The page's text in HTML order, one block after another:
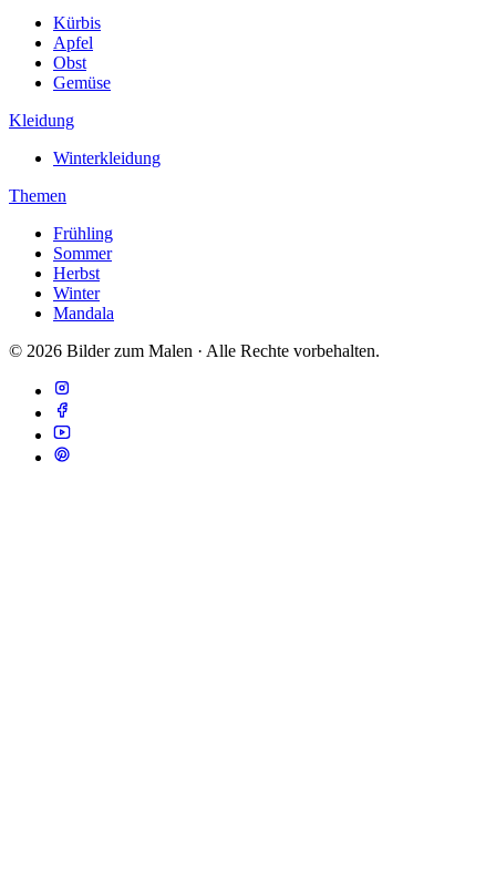
Kürbis
Apfel
Obst
Gemüse
Kleidung
Winterkleidung
Themen
Frühling
Sommer
Herbst
Winter
Mandala
© 2026 Bilder zum Malen · Alle Rechte vorbehalten.